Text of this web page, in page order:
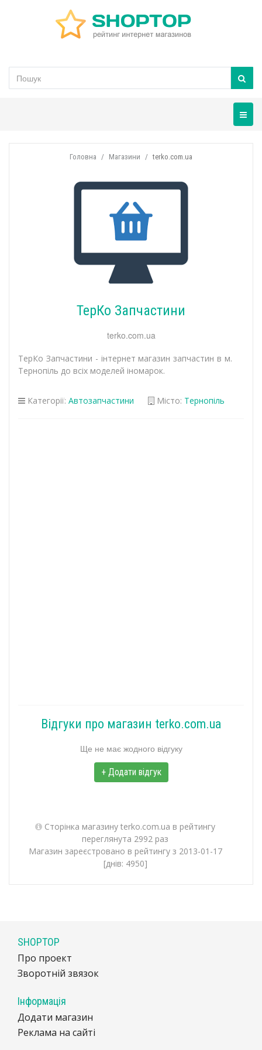
Головна Магазини terko.com.ua
ТерКо Запчастини
terko.com.ua
ТерКо Запчастини - інтернет магазин запчастин в м.
Тернопіль до всіх моделей іномарок.
Категорії: Автозапчастини Місто: Тернопіль
Відгуки про магазин terko.com.ua
Ще не має жодного відгуку
+ Додати відгук
Сторінка магазину terko.com.ua в рейтингу
переглянута 2992 раз
Магазин зареєстровано в рейтингу з 2013-01-17
[днів: 4950]
SHOPTOP
Про проект
Зворотній звязок
Інформація
Додати магазин
Реклама на сайті